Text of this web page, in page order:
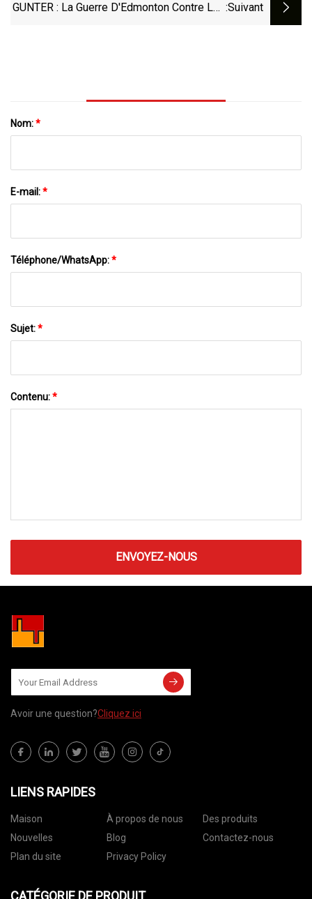
GUNTER : La Guerre D'Edmonton Contre Les :suivant
Nom:*
E-mail:*
Téléphone/WhatsApp:*
Sujet:*
Contenu:*
ENVOYEZ-NOUS
Avoir une question?Cliquez ici
LIENS RAPIDES
Maison À propos de nous
Des produits
Nouvelles
Blog
Contactez-nous
Plan du site
Privacy Policy